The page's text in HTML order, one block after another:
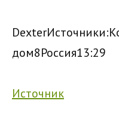
DexterИсточники:
дом8Россия13:29
Источник